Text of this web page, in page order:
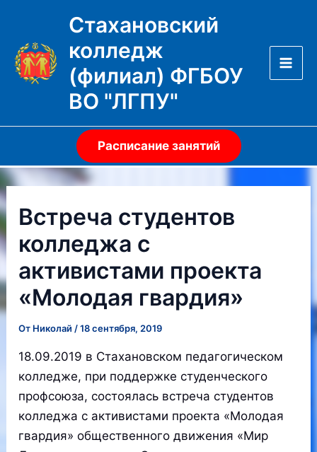
содержимому
Стахановский
колледж
(филиал) ФГБОУ
ВО "ЛГПУ"
Расписание занятий
Встреча студентов
колледжа с
активистами проекта
«Молодая гвардия»
От Николай /18 сентября, 2019
18.09.2019 в Стахановском педагогическом
колледже, при поддержке студенческого
профсоюза, состоялась встреча студентов
колледжа с активистами проекта «Молодая
гвардия» общественного движения «Мир